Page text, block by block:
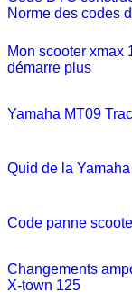
Norme des codes
Mon scooter xmax
démarre plus
Yamaha MT09
Quid de la
Code panne
Changements
X-town 125